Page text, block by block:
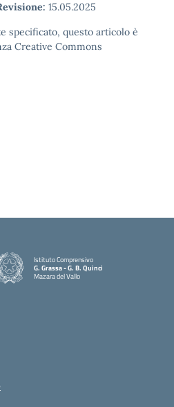
15.05.2025
specificato, questo articolo è
Creative Commons
Istituto Comprensivo
G. Grassa - G. B. Quinci
Mazara del Vallo